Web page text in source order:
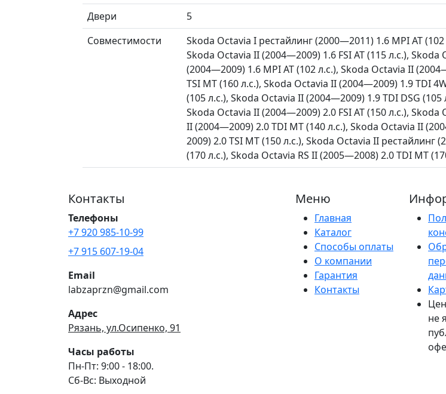
Двери
5
Совместимости
Skoda Octavia I рестайлинг (2000—2011) 1.6 MPI AT
Skoda Octavia II (2004—2009) 1.6 FSI AT (115 л.с.),
(2004—2009) 1.6 MPI AT (102 л.с.), Skoda Octavia II
TSI MT (160 л.с.), Skoda Octavia II (2004—2009) 1.9 TDI
(105 л.с.), Skoda Octavia II (2004—2009) 1.9 TDI DSG
Skoda Octavia II (2004—2009) 2.0 FSI AT (150 л.с.),
II (2004—2009) 2.0 TDI MT (140 л.с.), Skoda Octavia II
2009) 2.0 TSI MT (150 л.с.), Skoda Octavia II
(170 л.с.), Skoda Octavia RS II (2005—2008) 2.0 TDI MT
Контакты
Телефоны
+7 920 985-10-99
+7 915 607-19-04
Email
labzaprzn@gmail.com
Адрес
Рязань, ул.Осипенко, 91
Часы работы
Пн-Пт: 9:00 - 18:00.
Сб-Вс: Выходной
Меню
Главная
Каталог
Способы оплаты
О компании
Гарантия
Контакты
не